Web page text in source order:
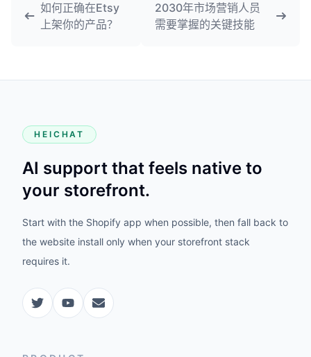
如何正确在Etsy
上架你的产品？
2030年市场营销人员
需要掌握的关键技能
HEICHAT
AI support that feels native to
your storefront.
Start with the Shopify app when possible, then fall back to
the website install only when your storefront stack
requires it.